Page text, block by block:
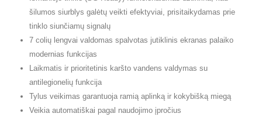
šilumos siurblys galėtų veikti efektyviai, prisitaikydamas prie
tinklo siunčiamų signalų
7 colių lengvai valdomas spalvotas jutiklinis ekranas palaiko
modernias funkcijas
Laikmatis ir prioritetinis karšto vandens valdymas su
antilegionelių funkcija
Tylus veikimas garantuoja ramią aplinką ir kokybišką miegą
Veikia automatiškai pagal naudojimo įpročius